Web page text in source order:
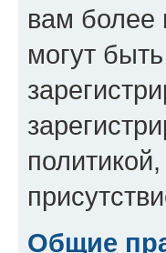
вам более
могут
Общие